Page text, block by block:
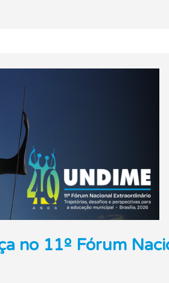
no 11º Fórum